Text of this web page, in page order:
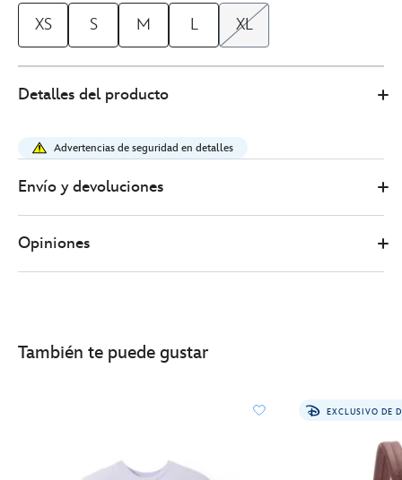
XS S M L XL
Store
65.00
capucha-
para-
hood-
5201050290231M.html
Detalles del producto
Advertencias de seguridad en detalles
Envío y devoluciones
Opiniones
También te puede gustar
EXCLUSIVO DE